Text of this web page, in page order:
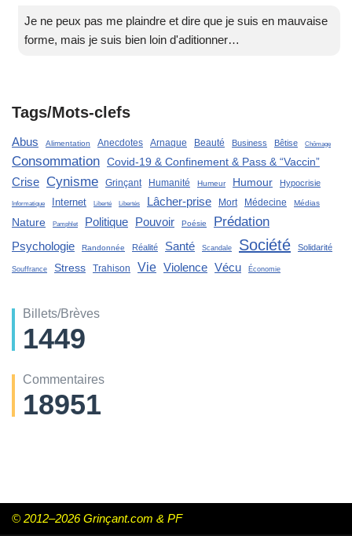
Je ne peux pas me plaindre et dire que je suis en mauvaise
forme, mais je suis bien loin d'aditionner…
Tags/Mots-clefs
Abus Alimentation Anecdotes Arnaque Beauté Business Bêtise Chômage
Consommation Covid-19 & Confinement & Pass & “Vaccin”
Crise Cynisme Grinçant Humanité Humeur Humour Hypocrisie
Informatique Internet Liberté Libertés Lâcher-prise Mort Médecine Médias
Nature Pamphlet Politique Pouvoir Poésie Prédation
Psychologie Randonnée Réalité Santé Scandale Société Solidarité
Souffrance Stress Trahison Vie Violence Vécu Économie
Billets/Brèves
1449
Commentaires
18951
© 2012–2026 Grinçant.com & PF